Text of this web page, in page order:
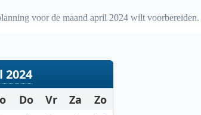
voor de maand april 2024 wilt voorbereiden.
2024
Do Vr Za
Zo